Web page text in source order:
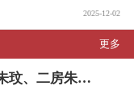
2025-12-02
更多
寻找上朱迁贵州省贵阳一房朱玟、二房朱珖后裔宗亲信息